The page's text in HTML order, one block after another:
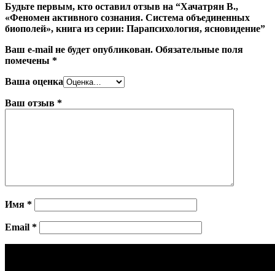
Будьте первым, кто оставил отзыв на “Хачатрян В.,
«Феномен активного сознания. Система объединенных
биополей», книга из серии: Парапсихология, ясновидение”
Ваш e-mail не будет опубликован. Обязательные поля
помечены *
Ваша оценка
Ваш отзыв *
Имя *
Email *